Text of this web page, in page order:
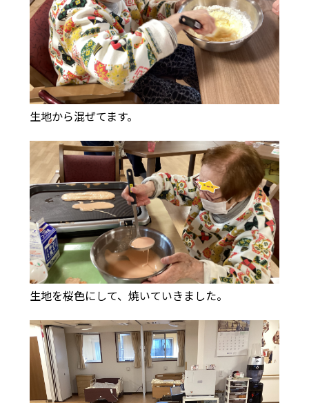
生地から混ぜてます。
生地を桜色にして、焼いていきました。